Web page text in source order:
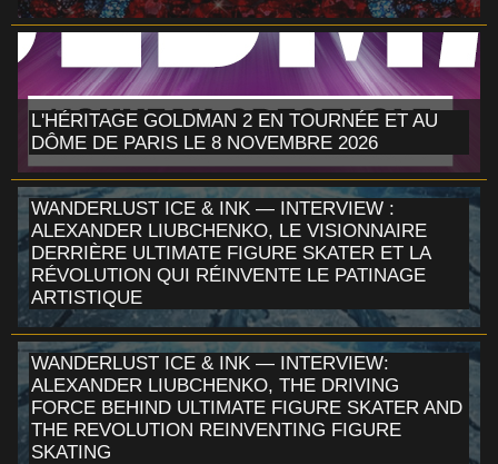
L'HÉRITAGE GOLDMAN 2 EN TOURNÉE ET AU
DÔME DE PARIS LE 8 NOVEMBRE 2026
WANDERLUST ICE & INK — INTERVIEW :
ALEXANDER LIUBCHENKO, LE VISIONNAIRE
DERRIÈRE ULTIMATE FIGURE SKATER ET LA
RÉVOLUTION QUI RÉINVENTE LE PATINAGE
ARTISTIQUE
WANDERLUST ICE & INK — INTERVIEW:
ALEXANDER LIUBCHENKO, THE DRIVING
FORCE BEHIND ULTIMATE FIGURE SKATER AND
THE REVOLUTION REINVENTING FIGURE
SKATING